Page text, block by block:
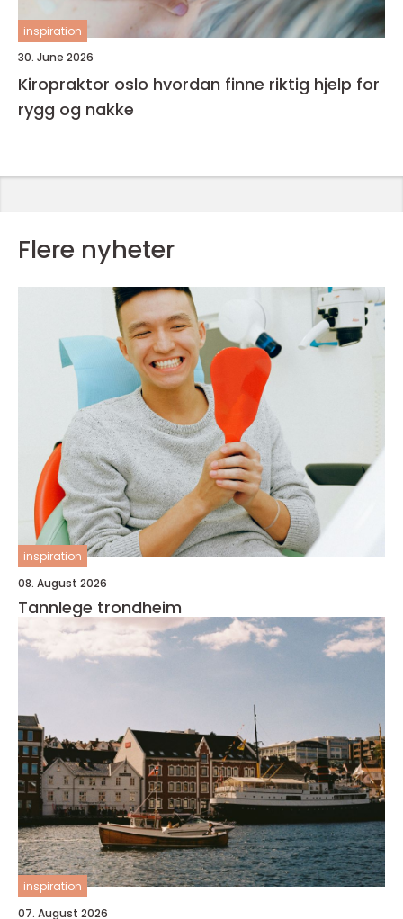
inspiration
30. June 2026
Kiropraktor oslo hvordan finne riktig hjelp for
rygg og nakke
Flere nyheter
inspiration
08. August 2026
Tannlege trondheim
inspiration
07. August 2026